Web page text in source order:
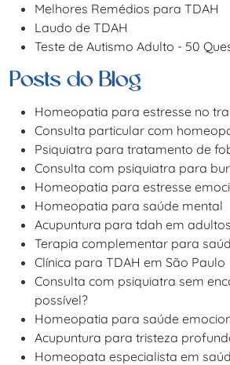
Melhores Remédios para TDAH
Laudo de TDAH
Teste de Autismo Adulto - 50
Posts do Blog
Homeopatia para estresse no
Consulta particular com
Psiquiatra para tratamento de
Consulta com psiquiatra para
Homeopatia para estresse
Homeopatia para saúde mental
Acupuntura para tdah em adultos
Terapia complementar para
Clínica para TDAH em São Paulo
Consulta com psiquiatra sem
possível?
Homeopatia para saúde
Acupuntura para tristeza
Homeopata especialista em